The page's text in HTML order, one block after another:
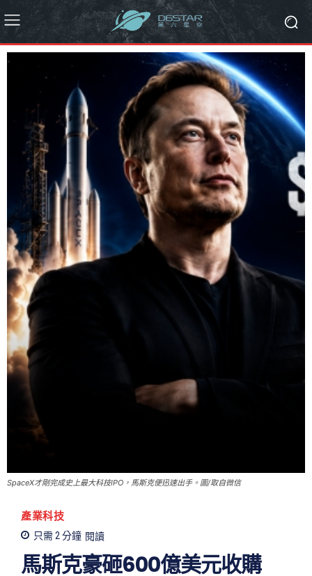
SpaceX才剛完成史上最大科技IPO，馬斯克便迅速出手。圖/取自微信
產業科技
只需 2分鐘 閱讀
馬斯克豪砸600億美元收購